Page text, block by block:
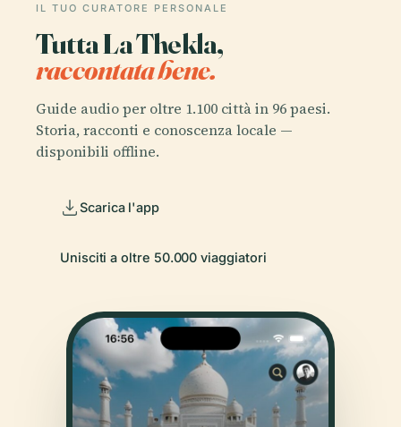
IL TUO CURATORE PERSONALE
Tutta La Thekla,
raccontata bene.
Guide audio per oltre 1.100 città in 96 paesi.
Storia, racconti e conoscenza locale —
disponibili offline.
Scarica l'app
Unisciti a oltre 50.000 viaggiatori